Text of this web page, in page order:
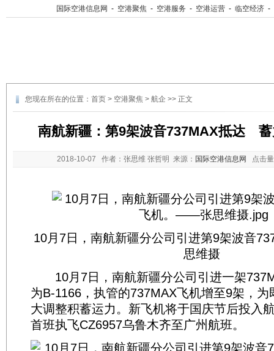
国际空港信息网 - 空港聚焦 - 空港服务 - 空港运营 - 临空经济 -
您现在所在的位置： 首页 > 空港聚焦 > 航企 >> 正文
南航新疆：第9架波音737MAX抵达 蓄
2018-10-07 作者：张思维 张哲明 来源： 国际空港信息网 点击
10月7日，南航新疆分公司引进第9架波音
思维摄
10月7日，南航新疆分公司引进一架
为B-1166，执管的737MAX飞机增至9架，
大调整积蓄运力。新飞机将于国庆节后投入
首班执飞CZ6957乌鲁木齐至广州航班。